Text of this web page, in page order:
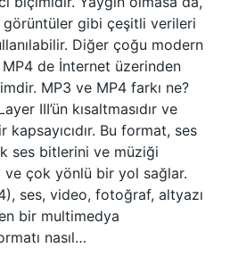
görüntüler gibi çeşitli verileri
Diğer çoğu modern
MP4 de İnternet üzerinden
MP3 ve MP4 farkı ne?
III’ün kısaltmasıdır ve
kapsayıcıdır. Bu format, ses
ses bitlerini ve müziği
çok yönlü bir yol sağlar.
ses, video, fotoğraf, altyazı
bir multimedya
nasıl…